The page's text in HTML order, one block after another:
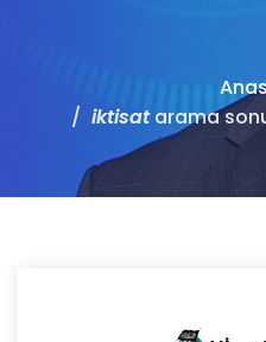
iktisatarama